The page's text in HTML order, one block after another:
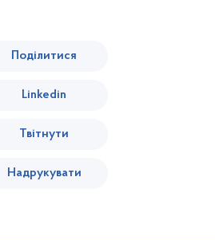
Поділитися
Linkedin
Твітнути
Надрукувати